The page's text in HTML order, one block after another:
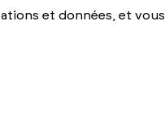
et données, et vous